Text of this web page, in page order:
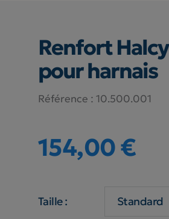
Renfort
pour harnais
Référence : 10.500.001
154,00 €
Taille :